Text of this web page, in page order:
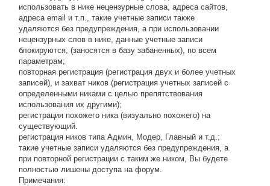
использовать в нике нецензурные слова, адреса сайтов,
адреса email и т.п., такие учетные записи также
удаляются без предупреждения, а при использовании
нецензурных слов в нике, данные учетные записи
блокируются, (заносятся в базу забаненных), по всем
параметрам;
повторная регистрация (регистрация двух и более учетных
записей), и захват ников (регистрация учетных записей с
определенными никами с целью препятствования
использования их другими);
регистрация похожего ника (визуально похожего) на
существующий.
регистрация ников типа Админ, Модер, Главный и т.д.;
такие учетные записи удаляются без предупреждения, а
при повторной регистрации с таким же ником, Вы будете
полностью лишены доступа на форум.
Примечания: